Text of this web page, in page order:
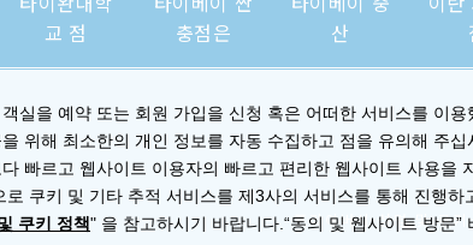
교 점
충점은
산
프라이버시 성명 및 쿠키
실을 예약 또는 회원 가입을 신청 혹은 어떠한 서비스를 이
위해 최소한의 개인 정보를 자동 수집하고 점을 유의해 주십
빠르고 웹사이트 이용자의 빠르고 편리한 웹사이트 사용
로 쿠키 및 기타 추적 서비스를 제3사의 서비스를 통해 진행
쿠키 정책" 을 참고하시기 바랍니다.“동의 및 웹사이트 방문